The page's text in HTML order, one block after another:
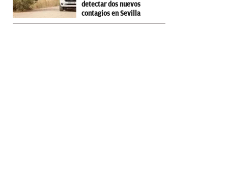
detectar dos nuevos
contagios en Sevilla